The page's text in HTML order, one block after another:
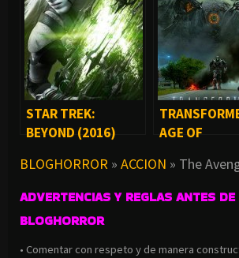
STAR TREK:
BEYOND (2016)
AGE OF
BLOGHORROR » ACCION » The
ADVERTENCIAS Y REGLAS ANTES
BLOGHORROR
• Comentar con respeto y de manera